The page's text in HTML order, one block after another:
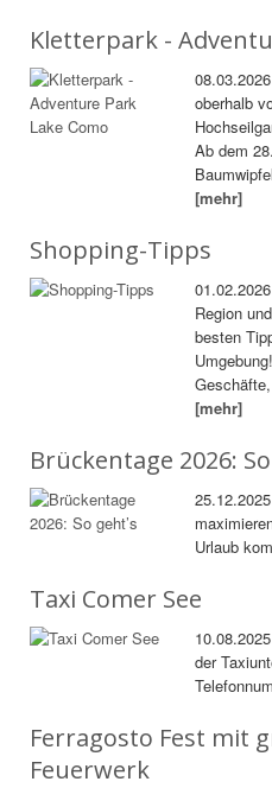
Kletterpark -
oberhalb
Ab dem
[mehr]
Shopping-Tipps
Region
besten
[mehr]
Brückentage 2026:
Urlaub
Taxi Comer See
der
Ferragosto Fest mit
Feuerwerk